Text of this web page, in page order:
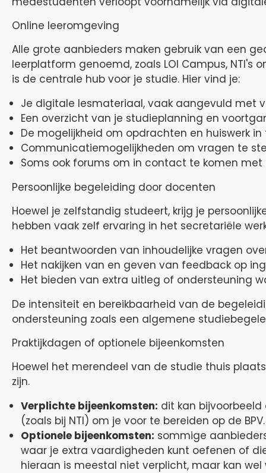
Online leeromgeving
Alle grote aanbieders maken gebruik van een
leerplatform genoemd, zoals LOI Campus, NTI's
is de centrale hub voor je studie. Hier vind je:
Je digitale lesmateriaal, vaak aangevuld met
Een overzicht van je studieplanning en
De mogelijkheid om opdrachten en huiswerk in
Communicatiemogelijkheden om vragen te
Soms ook forums om in contact te komen
Persoonlijke begeleiding door docenten
Hoewel je zelfstandig studeert, krijg je
hebben vaak zelf ervaring in het secretariële
Het beantwoorden van inhoudelijke vragen
Het nakijken van en geven van feedback op
Het bieden van extra uitleg of ondersteuning
De intensiteit en bereikbaarheid van de
ondersteuning zoals een algemene
Praktijkdagen of optionele bijeenkomsten
Hoewel het merendeel van de studie thuis
zijn.
Verplichte bijeenkomsten: dit kan
(zoals bij NTI) om je voor te bereiden op de BPV.
Optionele bijeenkomsten: sommige
waar je extra vaardigheden kunt oefenen of
hieraan is meestal niet verplicht, maar kan wel